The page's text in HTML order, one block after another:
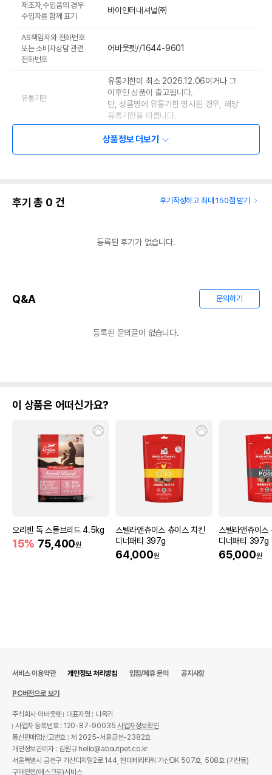
제조자,수입품의 경우
수입자를 함께 표기
바이인터내셔널㈜
AS책임자와 전화번호
또는 소비자상담 관련
전화번호
어바웃펫//1644-9601
유통기한
유통기한이 최소 2026.12.06이거나 그
이후인 상품이 출고됩니다.
단, 상품명에 유통기한 명시된 경우, 해당
유통기한을 따릅니다.
상품정보 더보기
후기 총 0 건 후기작성하고 최대 150점 받기
등록된 후기가 없습니다.
Q&A 문의하기
등록된 문의글이 없습니다.
이 상품은 어떠신가요?
오리젠 독 스몰브리드 4.5kg
15% 75,400원
스텔라앤츄이스 츄이스 치킨
디너패티 397g
64,000원
스텔라앤츄이스
디너패티 397g
65,000원
서비스 이용약관 개인정보 처리방침 입점/제휴 문의 공지사항
PC버전으로 보기
주식회사 어바웃펫
대표자명 : 나옥귀
사업자 등록번호 : 120-87-90035사업자정보확인
통신판매업신고번호 : 제 2025-서울금천-2382호
개인정보관리자 : 김원규 hello@aboutpet.co.kr
서울특별시 금천구 가산디지털2로 144, 현대테라타워 가산DK 507호, 508호 (가산동)
구매안전(에스크로)서비스